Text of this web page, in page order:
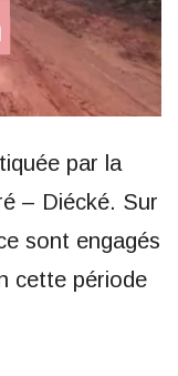
par la
– Diécké. Sur
sont engagés
cette période